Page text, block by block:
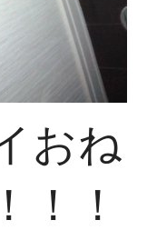
おね
！！